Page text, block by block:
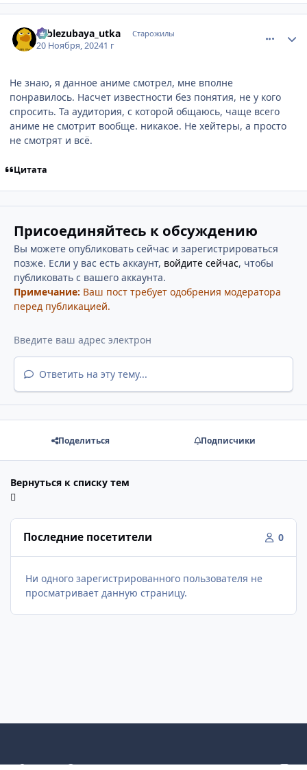
sablezubaya_utka Старожилы
20 Ноября, 20241 г
Не знаю, я данное аниме смотрел, мне вполне
понравилось. Насчет известности без понятия, не у кого
спросить. Та аудитория, с которой общаюсь, чаще всего
аниме не смотрит вообще. никакое. Не хейтеры, а просто
не смотрят и всё.
Цитата
Присоединяйтесь к обсуждению
Вы можете опубликовать сейчас и зарегистрироваться
позже. Если у вас есть аккаунт, войдите сейчас, чтобы
публиковать с вашего аккаунта.
Примечание: Ваш пост требует одобрения модератора
перед публикацией.
Ответить на эту тему...
Поделиться Подписчики
Вернуться к списку тем
Последние посетители 0
Ни одного зарегистрированного пользователя не
просматривает данную страницу.
Светлый режим
Темный режим
Как в системе v